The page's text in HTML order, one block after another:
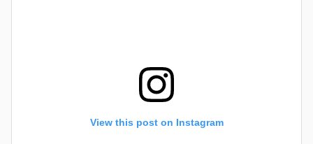
View this post on Instagram